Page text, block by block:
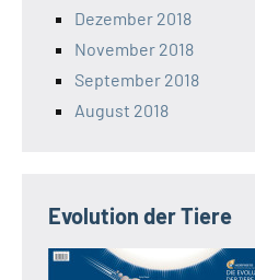
Dezember 2018
November 2018
September 2018
August 2018
Evolution der Tiere